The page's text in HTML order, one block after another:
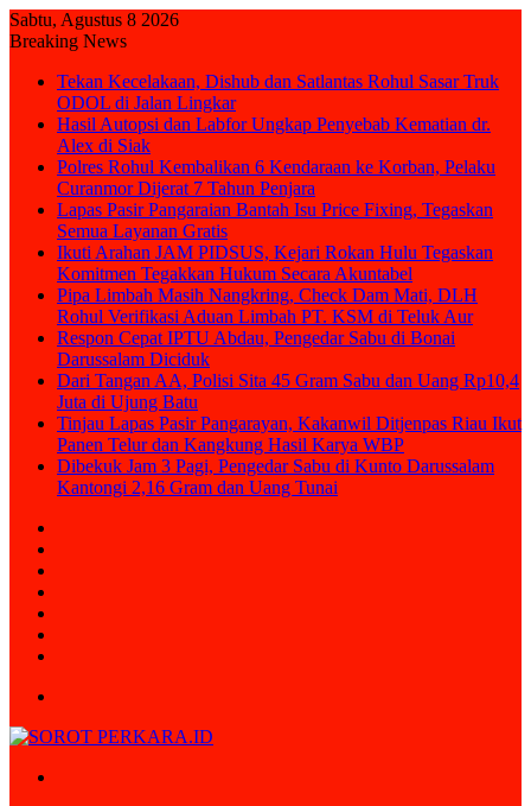
Sabtu, Agustus 8 2026
Breaking News
Tekan Kecelakaan, Dishub dan Satlantas Rohul Sasar Truk
ODOL di Jalan Lingkar
Hasil Autopsi dan Labfor Ungkap Penyebab Kematian dr.
Alex di Siak
Polres Rohul Kembalikan 6 Kendaraan ke Korban, Pelaku
Curanmor Dijerat 7 Tahun Penjara
Lapas Pasir Pangaraian Bantah Isu Price Fixing, Tegaskan
Semua Layanan Gratis
Ikuti Arahan JAM PIDSUS, Kejari Rokan Hulu Tegaskan
Komitmen Tegakkan Hukum Secara Akuntabel
Pipa Limbah Masih Nangkring, Check Dam Mati, DLH
Rohul Verifikasi Aduan Limbah PT. KSM di Teluk Aur
Respon Cepat IPTU Abdau, Pengedar Sabu di Bonai
Darussalam Diciduk
Dari Tangan AA, Polisi Sita 45 Gram Sabu dan Uang Rp10,4
Juta di Ujung Batu
Tinjau Lapas Pasir Pangarayan, Kakanwil Ditjenpas Riau Ikut
Panen Telur dan Kangkung Hasil Karya WBP
Dibekuk Jam 3 Pagi, Pengedar Sabu di Kunto Darussalam
Kantongi 2,16 Gram dan Uang Tunai